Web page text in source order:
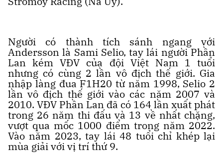
Người có thành tích sánh ngang với
Andersson là Sami Selio, tay lái người Phần
Lan kém VĐV của đội Việt Nam 1 tuổi
nhưng có cùng 2 lần vô địch thế giới. Gia
nhập làng đua F1H20 từ năm 1998, Selio 2
lần vô địch thế giới vào các năm 2007 và
2010. VĐV Phần Lan đã có 164 lần xuất phát
trong 26 năm thi đấu và 13 về nhất chặng,
vượt qua mốc 1000 điểm trong năm 2022.
Vào năm 2023, tay lái 48 tuổi chỉ khép lại
mùa giải với vị trí thứ 9.